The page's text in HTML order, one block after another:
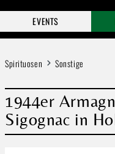
EVENTS
Spirituosen Sonstige
1944er
Sigognac in